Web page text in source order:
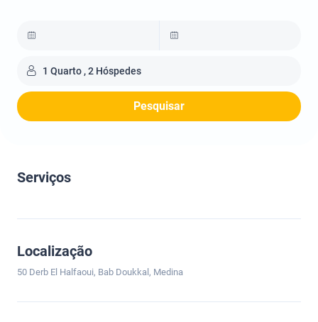
1 Quarto , 2 Hóspedes
Pesquisar
Serviços
Localização
50 Derb El Halfaoui, Bab Doukkal, Medina